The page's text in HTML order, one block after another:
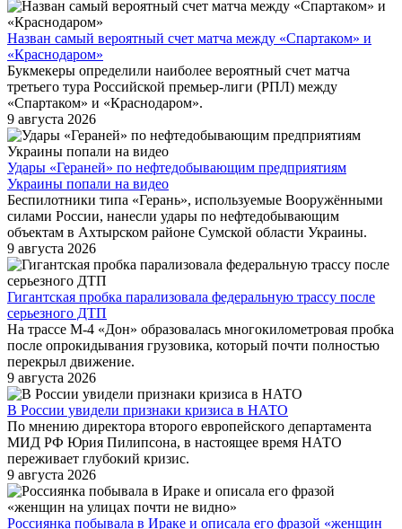
Назван самый вероятный счет матча между «Спартаком» и
«Краснодаром»
Букмекеры определили наиболее вероятный счет матча
третьего тура Российской премьер-лиги (РПЛ) между
«Спартаком» и «Краснодаром».
9 августа 2026
Удары «Гераней» по нефтедобывающим предприятиям
Украины попали на видео
Беспилотники типа «Герань», используемые Вооружёнными
силами России, нанесли удары по нефтедобывающим
объектам в Ахтырском районе Сумской области Украины.
9 августа 2026
Гигантская пробка парализовала федеральную трассу после
серьезного ДТП
На трассе М-4 «Дон» образовалась многокилометровая пробка
после опрокидывания грузовика, который почти полностью
перекрыл движение.
9 августа 2026
В России увидели признаки кризиса в НАТО
По мнению директора второго европейского департамента
МИД РФ Юрия Пилипсона, в настоящее время НАТО
переживает глубокий кризис.
9 августа 2026
Россиянка побывала в Ираке и описала его фразой «женщин